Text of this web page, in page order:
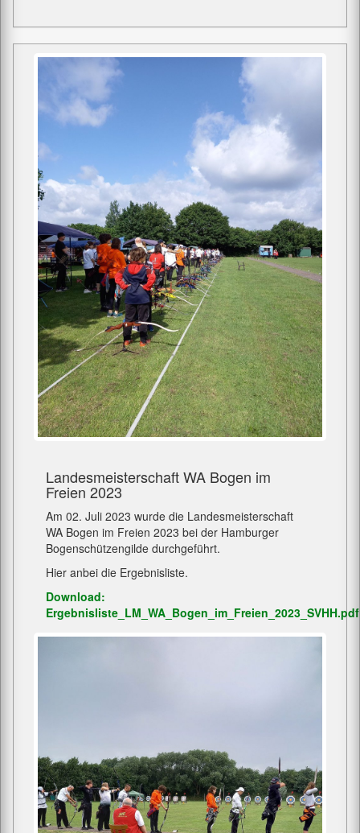
Landesmeisterschaft WA Bogen im
Freien 2023
Am 02. Juli 2023 wurde die Landesmeisterschaft
WA Bogen im Freien 2023 bei der Hamburger
Bogenschützengilde durchgeführt.
Hier anbei die Ergebnisliste.
Download:
Ergebnisliste_LM_WA_Bogen_im_Freien_2023_SVHH.pdf